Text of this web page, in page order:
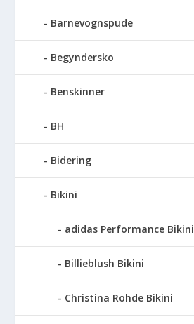
Barnevognspude
Begyndersko
Benskinner
BH
Bidering
Bikini
adidas Performance Bikini
Billieblush Bikini
Christina Rohde Bikini